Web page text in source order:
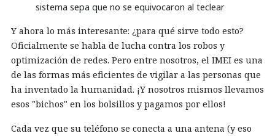
sistema sepa que no se equivocaron al teclear
Y ahora lo más interesante: ¿para qué sirve todo esto?
Oficialmente se habla de lucha contra los robos y
optimización de redes. Pero entre nosotros, el IMEI es una
de las formas más eficientes de vigilar a las personas que
ha inventado la humanidad. ¡Y nosotros mismos llevamos
esos "bichos" en los bolsillos y pagamos por ellos!
Cada vez que su teléfono se conecta a una antena (y eso